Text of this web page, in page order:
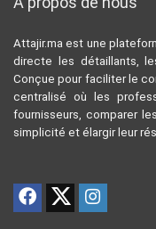
Attajir.ma est une
directe les détaillants,
Conçue pour faciliter le
centralisé où les
fournisseurs, comparer
simplicité et élargir leur